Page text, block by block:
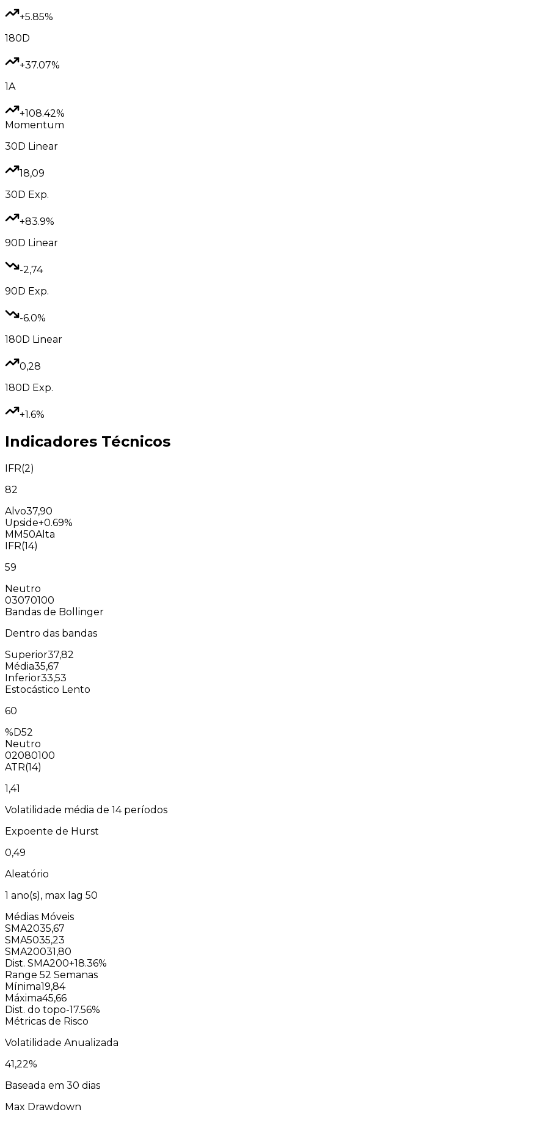
+5.85%
180D
+37.07%
1A
+108.42%
Momentum
30D Linear
18,09
30D Exp.
+83.9%
90D Linear
-2,74
90D Exp.
-6.0%
180D Linear
0,28
180D Exp.
+1.6%
Indicadores Técnicos
IFR(2)
82
Alvo37,90
Upside+0.69%
MM50Alta
IFR(14)
59
Neutro
03070100
Bandas de Bollinger
Dentro das bandas
Superior37,82
Média35,67
Inferior33,53
Estocástico Lento
60
%D52
Neutro
02080100
ATR(14)
1,41
Volatilidade média de 14 períodos
Expoente de Hurst
0,49
Aleatório
1 ano(s), max lag 50
Médias Móveis
SMA2035,67
SMA5035,23
SMA20031,80
Dist. SMA200+18.36%
Range 52 Semanas
Mínima19,84
Máxima45,66
Dist. do topo-17.56%
Métricas de Risco
Volatilidade Anualizada
41,22%
Baseada em 30 dias
Max Drawdown